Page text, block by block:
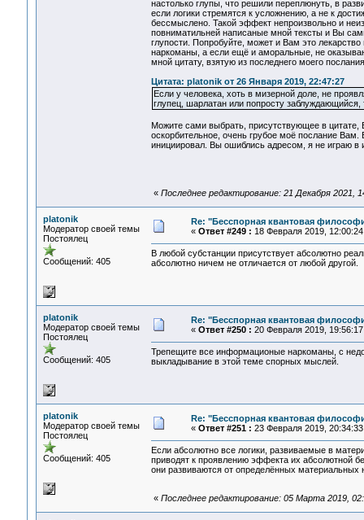
настолько глупы, что решили переплюнуть, в
если логики стремятся к усложнению, а не к
бессмыслено. Такой эффект непроизвольно и
повниматильней написаные мной тексты и Вы
глупости. Попробуйте, может и Вам это
наркоманы, а если ещё и аморальные, не
мной цитату, взятую из последнего моего
Цитата: platonik от 26 Января 2019, 22:47:27
Если у человека, хоть в мизерной доле, не
глупец, шарлатан или попросту
Можите сами выбрать, присутствующее в
оскорбительное, очень грубое моё послание
инициировал. Вы ошиблись адресом, я не играю в
« Последнее редактирование: 21 Декабря 2021,
platonik
Модератор своей темы
Постоялец
Сообщений: 405
Re: "Бесспорная квантовая
« Ответ #249 : 18 Февраля 2019,
В любой субстанции присутствует абсолютно
абсолютно ничем не отличается от любой другой.
platonik
Модератор своей темы
Постоялец
Сообщений: 405
Re: "Бесспорная квантовая
« Ответ #250 : 20 Февраля 2019,
Трепещите все информационые наркоманы, с
выкладывание в этой теме спорных мыслей.
platonik
Модератор своей темы
Постоялец
Сообщений: 405
Re: "Бесспорная квантовая
« Ответ #251 : 23 Февраля 2019,
Если абсолютно все логики, развиваемые в
приводят к проявлению эффекта их абсолютной
они развиваются от определённых материальных
« Последнее редактирование: 05 Марта 2019,